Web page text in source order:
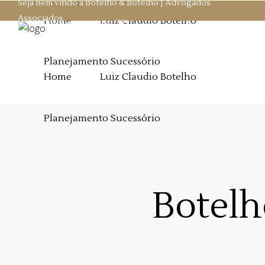
Seja Bem vindo a Botelho & Botelho | Advogados
AssociadosEntre em contato(21)
Home Luiz Claudio Botelho
Planejamento Sucessório
Home Luiz Claudio Botelho
Planejamento Sucessório